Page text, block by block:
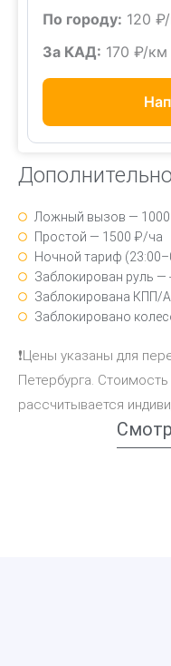
По городу: 120
За КАД: 170 ₽/км
Дополнительно
Ложный вызов —
Простой — 1500 ₽/ча
Ночной тариф
Заблокирован руль —
Заблокирована КПП/
Заблокировано
❗Цены указаны для
Петербурга.
рассчитывается